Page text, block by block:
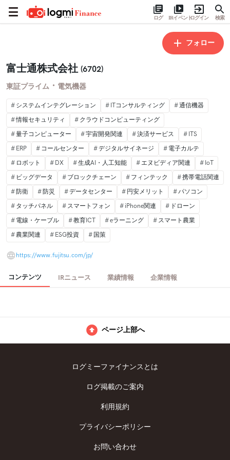
ログ IRイベントログイン 検索
フォロー
富士通株式会社 (6702)
東証プライム ・ 電気機器
システムインテグレーション ITコンサルティング
通信機器
情報セキュリティ
クラウドコンピューティング
量子コンピューター
宇宙開発関連 決済サービス
ITS
ERP
コールセンター デジタルサイネージ
電子カルテ
ロボット
DX 生成AI・人工知能 エヌビディア関連
IoT
ビッグデータ
ブロックチェーン フィンテック
携帯電話関連
防衛
防災 データセンター 円安メリット
パソコン
タッチパネル
スマートフォン iPhone関連
ドローン
電線・ケーブル
教育ICT eラーニング
スマート農業
農業関連
ESG投資 国策
https://www.fujitsu.com/jp/
コンテンツ IRニュース 業績情報 企業情報
ページ上部へ
ログミーファイナンスとは
ログ掲載のご案内
利用規約
プライバシーポリシー
お問い合わせ